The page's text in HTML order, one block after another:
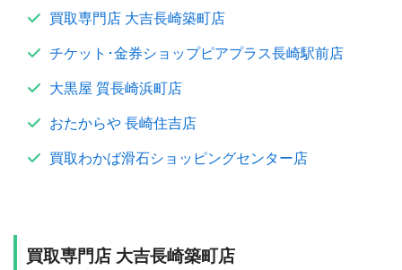
買取専門店 大吉長崎築町店
チケット･金券ショップピアプラス長崎駅前店
大黒屋 質長崎浜町店
おたからや 長崎住吉店
買取わかば滑石ショッピングセンター店
買取専門店 大吉長崎築町店